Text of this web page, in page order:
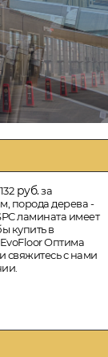
руб.за
порода дерева -
ламината имеет
купить в
Оптима
свяжитесь с нами